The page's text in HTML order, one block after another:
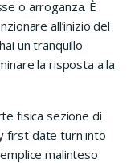
o arroganza. È
all’inizio del
un tranquillo
la risposta a la
fisica sezione di
first date turn into
malinteso